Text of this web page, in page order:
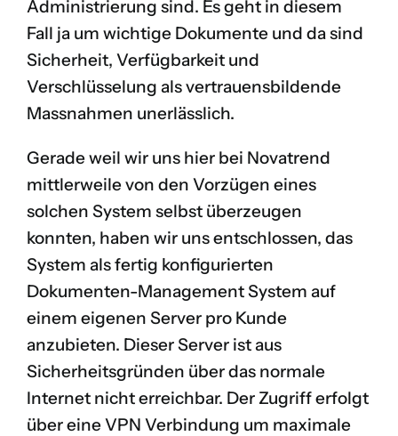
Administrierung sind. Es geht in diesem
Fall ja um wichtige Dokumente und da sind
Sicherheit, Verfügbarkeit und
Verschlüsselung als vertrauensbildende
Massnahmen unerlässlich.
Gerade weil wir uns hier bei Novatrend
mittlerweile von den Vorzügen eines
solchen System selbst überzeugen
konnten, haben wir uns entschlossen, das
System als fertig konfigurierten
Dokumenten-Management System auf
einem eigenen Server pro Kunde
anzubieten. Dieser Server ist aus
Sicherheitsgründen über das normale
Internet nicht erreichbar. Der Zugriff erfolgt
über eine VPN Verbindung um maximale